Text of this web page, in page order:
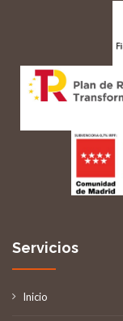
Servicios
Inicio